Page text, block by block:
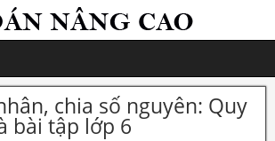
chia số nguyên: Quy
bài tập lớp 6